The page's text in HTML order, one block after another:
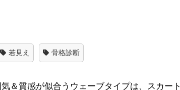
若見え 骨格診断
＆質感が似合うウェーブタイプは、スカー